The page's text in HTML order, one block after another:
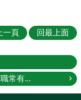
一頁 回最上面
常有...